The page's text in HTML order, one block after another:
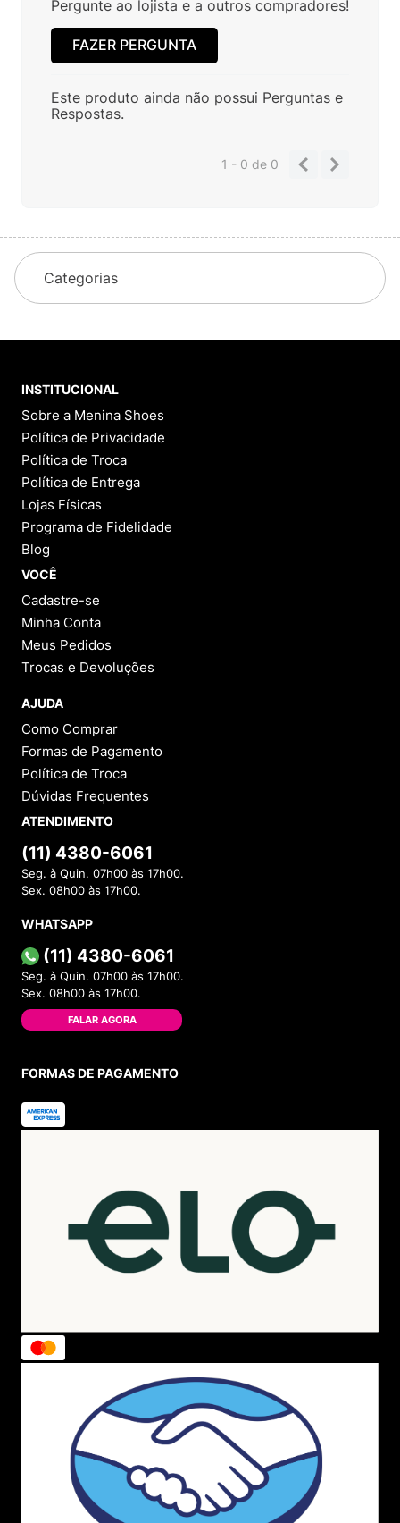
Pergunte ao lojista e a outros compradores!
FAZER PERGUNTA
Este produto ainda não possui Perguntas e
Respostas.
1 - 0de 0
Categorias
INSTITUCIONAL
Sobre a Menina Shoes
Política de Privacidade
Política de Troca
Política de Entrega
Lojas Físicas
Programa de Fidelidade
Blog
VOCÊ
Cadastre-se
Minha Conta
Meus Pedidos
Trocas e Devoluções
AJUDA
Como Comprar
Formas de Pagamento
Política de Troca
Dúvidas Frequentes
ATENDIMENTO
(11) 4380-6061
Seg. à Quin. 07h00 às 17h00.
Sex. 08h00 às 17h00.
WHATSAPP
(11) 4380-6061
Seg. à Quin. 07h00 às 17h00.
Sex. 08h00 às 17h00.
FALAR AGORA
FORMAS DE PAGAMENTO